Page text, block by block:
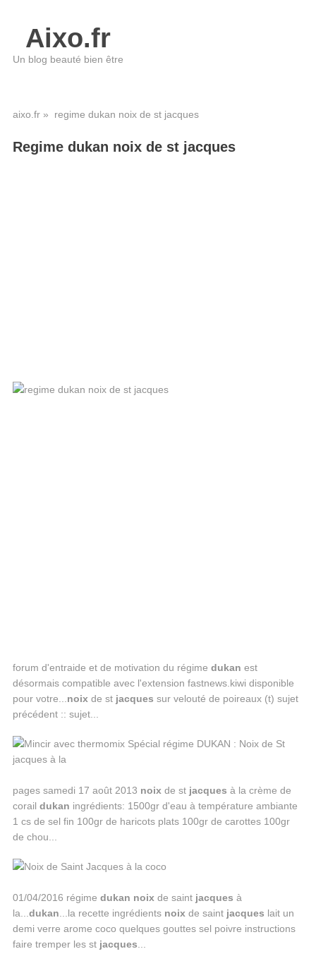
Aixo.fr
Un blog beauté bien être
aixo.fr» regime dukan noix de st jacques
Regime dukan noix de st jacques
forum d'entraide et de motivation du régime dukan est
désormais compatible avec l'extension fastnews.kiwi disponible
pour votre... noix de st jacques sur velouté de poireaux (t) sujet
précédent :: sujet...
pages samedi 17 août 2013 noix de st jacques à la crème de
corail dukan ingrédients: 1500gr d'eau à température ambiante
1 cs de sel fin 100gr de haricots plats 100gr de carottes 100gr
de chou...
01/04/2016 régime dukan noix de saint jacques à
la... dukan ...la recette ingrédients noix de saint jacques lait un
demi verre arome coco quelques gouttes sel poivre instructions
faire tremper les st jacques